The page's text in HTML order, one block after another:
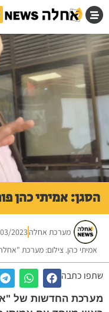
הסגן: אמיתי כהן
מערכת אחלה2023
אמיתי כהן. צילום: מערכת "אחלה
שתפו כתבה
מערכת החדשות של